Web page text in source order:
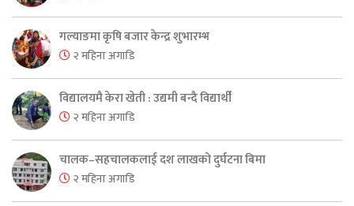
गल्याङमा कृषि बजार केन्द्र शुभारम्भ
२ महिना अगाडि
विद्यालयमै केरा खेती : उद्यमी बन्दै विद्यार्थी
२ महिना अगाडि
चालक–सहचालकलाई दश लाखको दुर्घटना बिमा
२ महिना अगाडि